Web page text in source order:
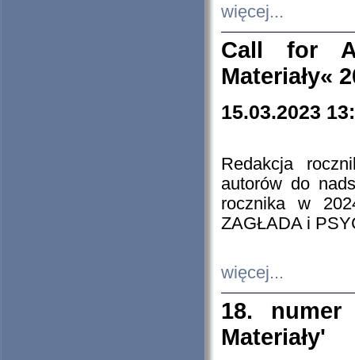
więcej...
Call for
Materiały«
15.03.2023
Redakcja
autorów do
rocznika w
ZAGŁADA i
więcej...
18. numer
Materiały'